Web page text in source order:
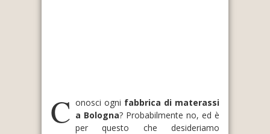
C onosci ogni fabbrica di materassi
a Bologna? Probabilmente no, ed è
per questo che desideriamo